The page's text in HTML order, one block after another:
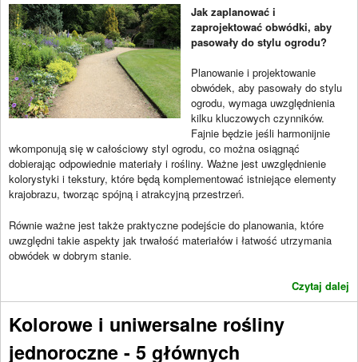
Jak zaplanować i
zaprojektować obwódki, aby
pasowały do stylu ogrodu?
Planowanie i projektowanie
obwódek, aby pasowały do stylu
ogrodu, wymaga uwzględnienia
kilku kluczowych czynników.
Fajnie będzie jeśli harmonijnie
wkomponują się w całościowy styl ogrodu, co można osiągnąć
dobierając odpowiednie materiały i rośliny. Ważne jest uwzględnienie
kolorystyki i tekstury, które będą komplementować istniejące elementy
krajobrazu, tworząc spójną i atrakcyjną przestrzeń.
Równie ważne jest także praktyczne podejście do planowania, które
uwzględni takie aspekty jak trwałość materiałów i łatwość utrzymania
obwódek w dobrym stanie.
Czytaj dalej
Kolorowe i uniwersalne rośliny
jednoroczne - 5 głównych